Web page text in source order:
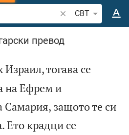
Търсете стих или
CBT
превод
Израил, тогава се
на Ефрем и
Самария, защото те си
Ето крадци се